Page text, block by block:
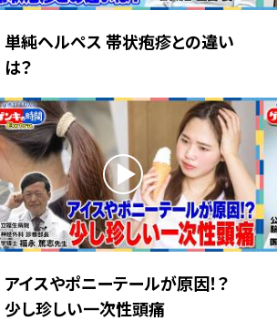
単純ヘルペス 帯状疱疹との違い
は？
アイスやポニーテールが原因！？
少し珍しい一次性頭痛